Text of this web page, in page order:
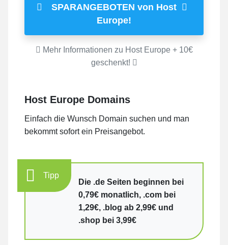
SPARANGEBOTEN von Host
Europe!
Mehr Informationen zu Host Europe + 10€
geschenkt!
Host Europe Domains
Einfach die Wunsch Domain suchen und man
bekommt sofort ein Preisangebot.
Tipp
Die .de Seiten beginnen bei
0,79€ monatlich, .com bei
1,29€, .blog ab 2,99€ und
.shop bei 3,99€